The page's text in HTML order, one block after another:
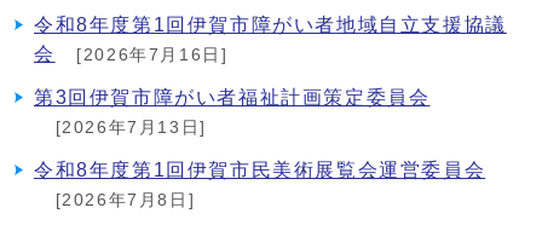
令和8年度第1回伊賀市障がい者地域自立支援協議
会
[2026年7月16日]
第3回伊賀市障がい者福祉計画策定委員会
[2026年7月13日]
令和8年度第1回伊賀市民美術展覧会運営委員会
[2026年7月8日]